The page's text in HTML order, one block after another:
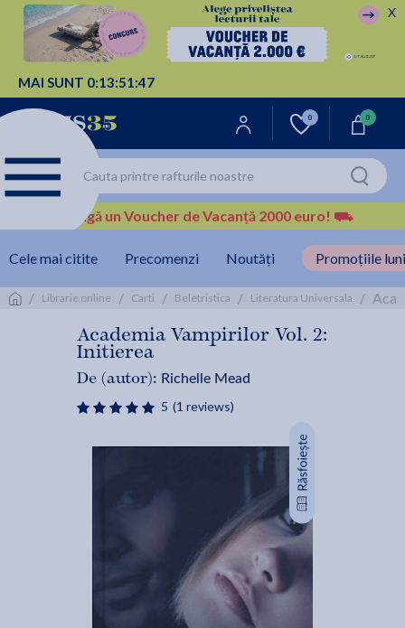
MAI SUNT 0:13:51:47
X
0 0
Câștigă un Voucher de Vacanță 2000 euro! ⛟
Cele mai citite Precomenzi Noutăți Promoțiile
/ Librarie online / Carti / Beletristica / Literatura Universala /
Academia Vampirilor Vol. 2:
Initierea
De (autor): Richelle Mead
5 (1 reviews)